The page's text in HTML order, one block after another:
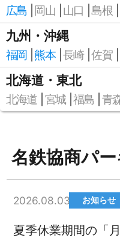
広島 岡山 山口 島根
九州・沖縄
福岡 熊本 長崎 佐賀
北海道・東北
北海道 宮城 福島 青
名鉄協商パ
2026.08.03 お知らせ
夏季休業期間の「